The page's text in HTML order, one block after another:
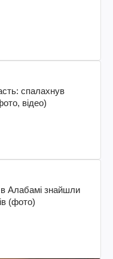
спалахнув
відео)
в Алабамі знайшли
(фото)